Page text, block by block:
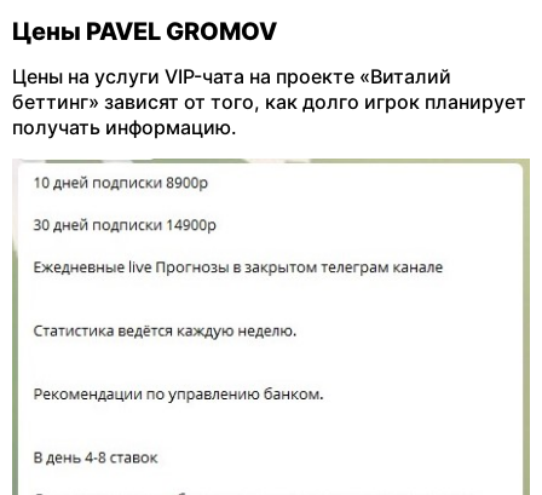
Цены PAVEL GROMOV
Цены на услуги VIP-чата на проекте «Виталий
беттинг» зависят от того, как долго игрок планирует
получать информацию.